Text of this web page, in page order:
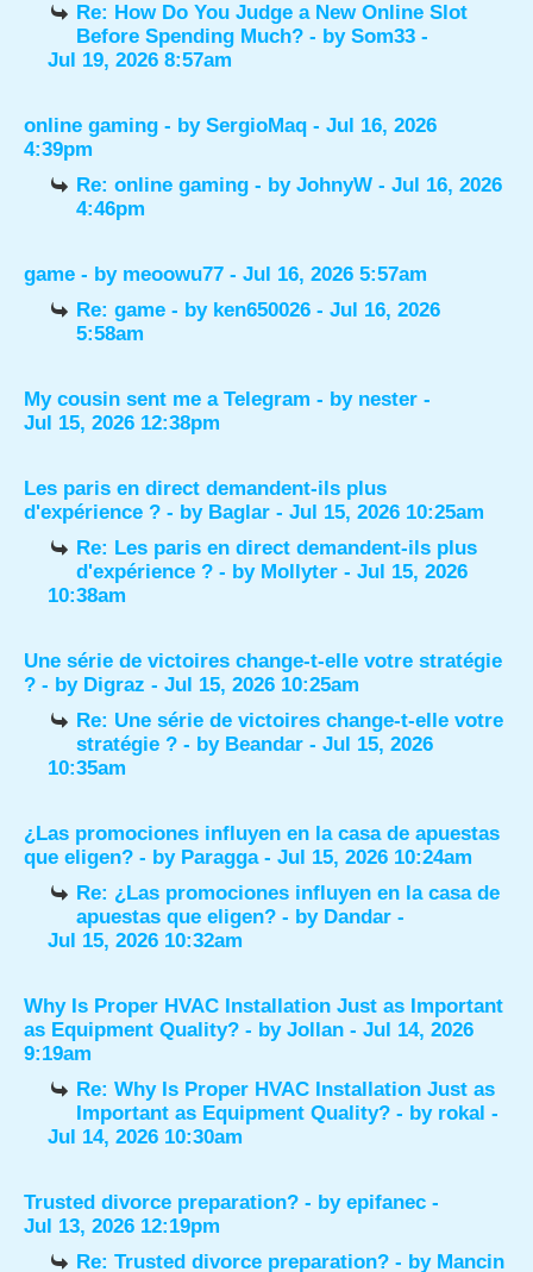
Re: How Do You Judge a New Online Slot
Before Spending Much? - bySom33 -
Jul 19, 2026 8:57am
online gaming - by SergioMaq - Jul 16, 2026
4:39pm
Re: online gaming - byJohnyW - Jul 16, 2026
4:46pm
game - by meoowu77 - Jul 16, 2026 5:57am
Re: game - by ken650026 - Jul 16, 2026
5:58am
My cousin sent me a Telegram - by nester -
Jul 15, 2026 12:38pm
Les paris en direct demandent-ils plus
d'expérience ? - by Baglar - Jul 15, 2026 10:25am
Re: Les paris en direct demandent-ils plus
d'expérience ? - by Mollyter - Jul 15, 2026
10:38am
Une série de victoires change-t-elle votre stratégie
? - by Digraz - Jul 15, 2026 10:25am
Re: Une série de victoires change-t-elle votre
stratégie ? - by Beandar - Jul 15, 2026
10:35am
¿Las promociones influyen en la casa de apuestas
que eligen? - by Paragga- Jul 15, 2026 10:24am
Re: ¿Las promociones influyen en la casa de
apuestas que eligen? - by Dandar -
Jul 15, 2026 10:32am
Why Is Proper HVAC Installation Just as Important
as Equipment Quality? - by Jollan - Jul 14, 2026
9:19am
Re: Why Is Proper HVAC Installation Just as
Important as Equipment Quality? - by rokal -
Jul 14, 2026 10:30am
Trusted divorce preparation? - by epifanec -
Jul 13, 2026 12:19pm
Re: Trusted divorce preparation? - by Mancin